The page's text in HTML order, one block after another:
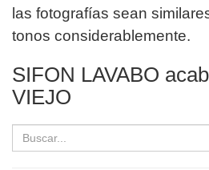
las fotografías sean
tonos considerablemente.
SIFON LAVABO
VIEJO